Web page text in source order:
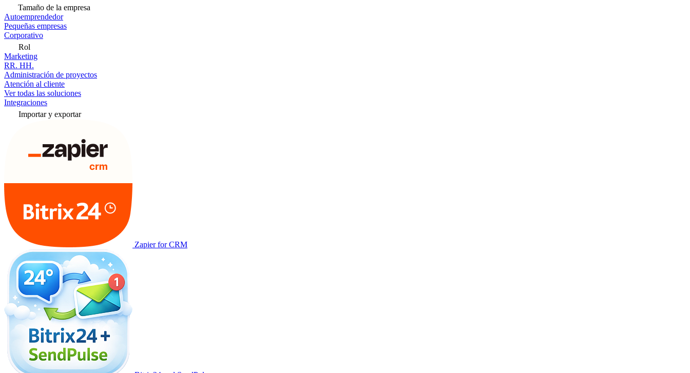
Tamaño de la empresa
Autoemprendedor
Pequeñas empresas
Corporativo
Rol
Marketing
RR. HH.
Administración de proyectos
Atención al cliente
Ver todas las soluciones
Integraciones
Importar y exportar
Zapier for CRM